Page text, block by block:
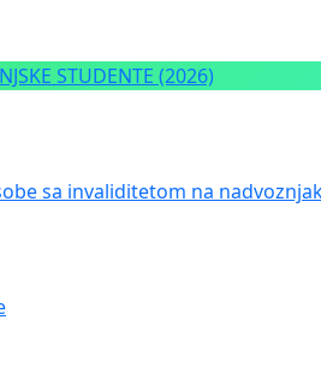
STUDENTE (2026)
sa invaliditetom na